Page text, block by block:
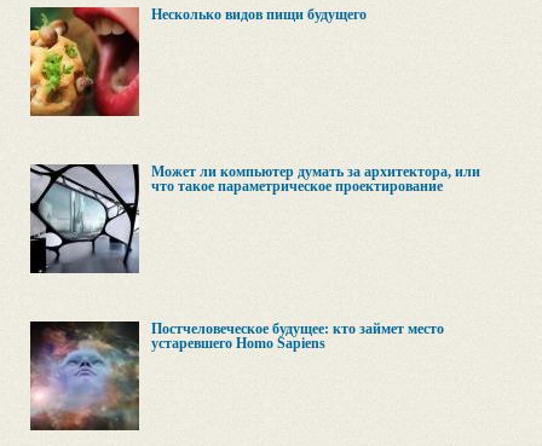
Несколько видов пищи будущего
Может ли компьютер думать за архитектора, или
что такое параметрическое проектирование
Постчеловеческое будущее: кто займет место
устаревшего Homo Sapiens